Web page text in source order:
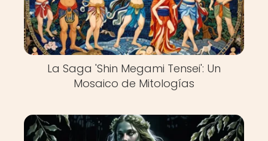
La Saga 'Shin Megami Tensei': Un
Mosaico de Mitologías